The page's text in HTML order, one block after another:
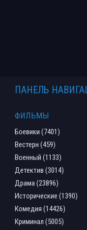
ПАНЕЛЬ
ФИЛЬМЫ
Боевики (7401)
Вестерн (459)
Военный (1133)
Детектив (3014)
Драма (23896)
Исторические (1390)
Комедия (14426)
Криминал (5005)